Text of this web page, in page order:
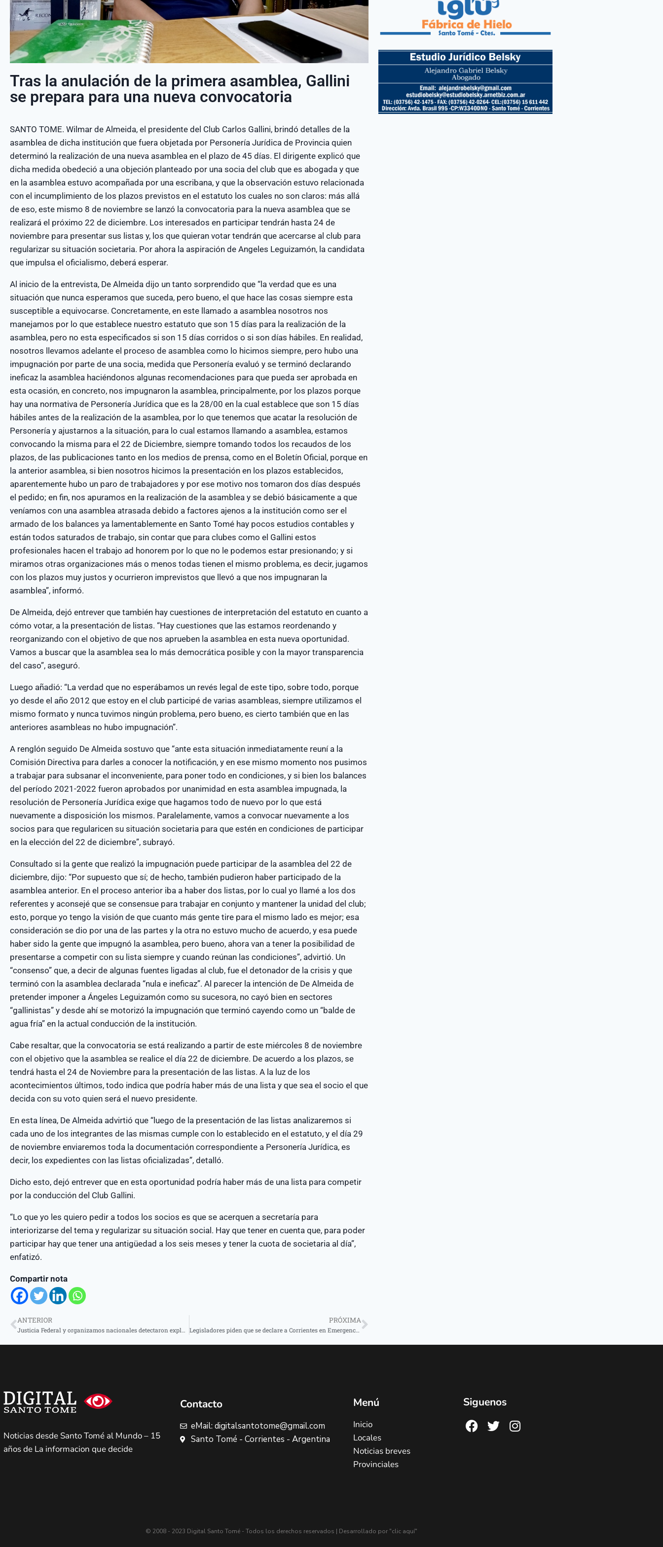
Tras la anulación de la primera asamblea, Gallini
se prepara para una nueva convocatoria
SANTO TOME. Wilmar de Almeida, el presidente del Club Carlos Gallini, brindó detalles de la
asamblea de dicha institución que fuera objetada por Personería Jurídica de Provincia quien
determinó la realización de una nueva asamblea en el plazo de 45 días. El dirigente explicó que
dicha medida obedeció a una objeción planteado por una socia del club que es abogada y que
en la asamblea estuvo acompañada por una escribana, y que la observación estuvo relacionada
con el incumplimiento de los plazos previstos en el estatuto los cuales no son claros: más allá
de eso, este mismo 8 de noviembre se lanzó la convocatoria para la nueva asamblea que se
realizará el próximo 22 de diciembre. Los interesados en participar tendrán hasta 24 de
noviembre para presentar sus listas y, los que quieran votar tendrán que acercarse al club para
regularizar su situación societaria. Por ahora la aspiración de Angeles Leguizamón, la candidata
que impulsa el oficialismo, deberá esperar.
Al inicio de la entrevista, De Almeida dijo un tanto sorprendido que “la verdad que es una
situación que nunca esperamos que suceda, pero bueno, el que hace las cosas siempre esta
susceptible a equivocarse. Concretamente, en este llamado a asamblea nosotros nos
manejamos por lo que establece nuestro estatuto que son 15 días para la realización de la
asamblea, pero no esta especificados si son 15 días corridos o si son días hábiles. En realidad,
nosotros llevamos adelante el proceso de asamblea como lo hicimos siempre, pero hubo una
impugnación por parte de una socia, medida que Personería evaluó y se terminó declarando
ineficaz la asamblea haciéndonos algunas recomendaciones para que pueda ser aprobada en
esta ocasión, en concreto, nos impugnaron la asamblea, principalmente, por los plazos porque
hay una normativa de Personería Jurídica que es la 28/00 en la cual establece que son 15 días
hábiles antes de la realización de la asamblea, por lo que tenemos que acatar la resolución de
Personería y ajustarnos a la situación, para lo cual estamos llamando a asamblea, estamos
convocando la misma para el 22 de Diciembre, siempre tomando todos los recaudos de los
plazos, de las publicaciones tanto en los medios de prensa, como en el Boletín Oficial, porque en
la anterior asamblea, si bien nosotros hicimos la presentación en los plazos establecidos,
aparentemente hubo un paro de trabajadores y por ese motivo nos tomaron dos días después
el pedido; en fin, nos apuramos en la realización de la asamblea y se debió básicamente a que
veníamos con una asamblea atrasada debido a factores ajenos a la institución como ser el
armado de los balances ya lamentablemente en Santo Tomé hay pocos estudios contables y
están todos saturados de trabajo, sin contar que para clubes como el Gallini estos
profesionales hacen el trabajo ad honorem por lo que no le podemos estar presionando; y si
miramos otras organizaciones más o menos todas tienen el mismo problema, es decir, jugamos
con los plazos muy justos y ocurrieron imprevistos que llevó a que nos impugnaran la
asamblea”, informó.
De Almeida, dejó entrever que también hay cuestiones de interpretación del estatuto en cuanto a
cómo votar, a la presentación de listas. “Hay cuestiones que las estamos reordenando y
reorganizando con el objetivo de que nos aprueben la asamblea en esta nueva oportunidad.
Vamos a buscar que la asamblea sea lo más democrática posible y con la mayor transparencia
del caso”, aseguró.
Luego añadió: “La verdad que no esperábamos un revés legal de este tipo, sobre todo, porque
yo desde el año 2012 que estoy en el club participé de varias asambleas, siempre utilizamos el
mismo formato y nunca tuvimos ningún problema, pero bueno, es cierto también que en las
anteriores asambleas no hubo impugnación”.
A renglón seguido De Almeida sostuvo que “ante esta situación inmediatamente reuní a la
Comisión Directiva para darles a conocer la notificación, y en ese mismo momento nos pusimos
a trabajar para subsanar el inconveniente, para poner todo en condiciones, y si bien los balances
del período 2021-2022 fueron aprobados por unanimidad en esta asamblea impugnada, la
resolución de Personería Jurídica exige que hagamos todo de nuevo por lo que está
nuevamente a disposición los mismos. Paralelamente, vamos a convocar nuevamente a los
socios para que regularicen su situación societaria para que estén en condiciones de participar
en la elección del 22 de diciembre”, subrayó.
Consultado si la gente que realizó la impugnación puede participar de la asamblea del 22 de
diciembre, dijo: “Por supuesto que sí; de hecho, también pudieron haber participado de la
asamblea anterior. En el proceso anterior iba a haber dos listas, por lo cual yo llamé a los dos
referentes y aconsejé que se consensue para trabajar en conjunto y mantener la unidad del club;
esto, porque yo tengo la visión de que cuanto más gente tire para el mismo lado es mejor; esa
consideración se dio por una de las partes y la otra no estuvo mucho de acuerdo, y esa puede
haber sido la gente que impugnó la asamblea, pero bueno, ahora van a tener la posibilidad de
presentarse a competir con su lista siempre y cuando reúnan las condiciones”, advirtió. Un
“consenso” que, a decir de algunas fuentes ligadas al club, fue el detonador de la crisis y que
terminó con la asamblea declarada “nula e ineficaz”. Al parecer la intención de De Almeida de
pretender imponer a Ángeles Leguizamón como su sucesora, no cayó bien en sectores
“gallinistas” y desde ahí se motorizó la impugnación que terminó cayendo como un “balde de
agua fría” en la actual conducción de la institución.
Cabe resaltar, que la convocatoria se está realizando a partir de este miércoles 8 de noviembre
con el objetivo que la asamblea se realice el día 22 de diciembre. De acuerdo a los plazos, se
tendrá hasta el 24 de Noviembre para la presentación de las listas. A la luz de los
acontecimientos últimos, todo indica que podría haber más de una lista y que sea el socio el que
decida con su voto quien será el nuevo presidente.
En esta línea, De Almeida advirtió que “luego de la presentación de las listas analizaremos si
cada uno de los integrantes de las mismas cumple con lo establecido en el estatuto, y el día 29
de noviembre enviaremos toda la documentación correspondiente a Personería Jurídica, es
decir, los expedientes con las listas oficializadas”, detalló.
Dicho esto, dejó entrever que en esta oportunidad podría haber más de una lista para competir
por la conducción del Club Gallini.
“Lo que yo les quiero pedir a todos los socios es que se acerquen a secretaría para
interiorizarse del tema y regularizar su situación social. Hay que tener en cuenta que, para poder
participar hay que tener una antigüedad a los seis meses y tener la cuota de societaria al día”,
enfatizó.
Compartir nota
ANTERIOR
Justicia Federal y organizamos nacionales detectaron explotación laboral en fincas hortícolas de Lavalle
PRÓXIMA
Legisladores piden que se declare a Corrientes en Emergencia Hídrica
Noticias desde Santo Tomé al Mundo – 15
años de La informacion que decide
Contacto
eMail: digitalsantotome@gmail.com
Santo Tomé - Corrientes - Argentina
Menú
Inicio
Locales
Noticias breves
Provinciales
Siguenos
© 2008 - 2023 Digital Santo Tomé - Todos los derechos reservados | Desarrollado por "clic aquí"